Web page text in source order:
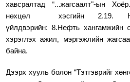
хавсралтад “...жагсаалт"-ын
нөхцөл хэсгийн 2.19.
үйлдвэрийн: 8.Нефть хангамжийн
хэрэглэх ажил, мэргэжлийн
байна.
Дээрх хууль болон “Тэтгэврийг